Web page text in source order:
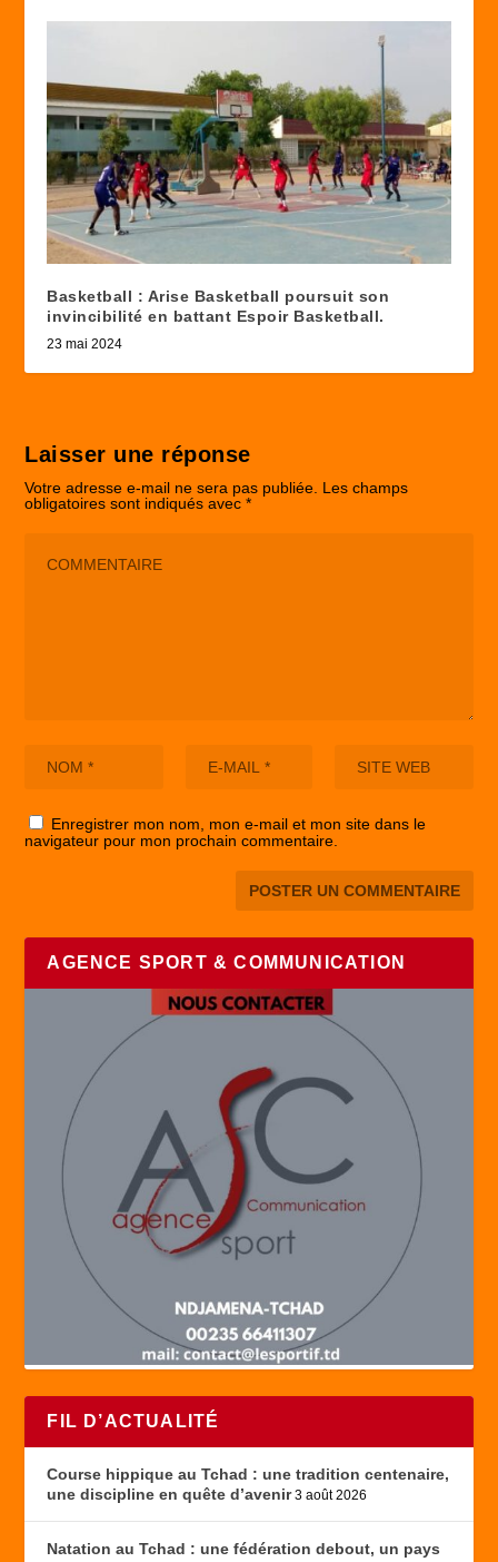
Basketball : Arise Basketball poursuit son
invincibilité en battant Espoir Basketball.
23 mai 2024
Laisser une réponse
Votre adresse e-mail ne sera pas publiée. Les champs
obligatoires sont indiqués avec*
Enregistrer mon nom, mon e-mail et mon site dans le
navigateur pour mon prochain commentaire.
AGENCE SPORT & COMMUNICATION
FIL D’ACTUALITÉ
Course hippique au Tchad : une tradition centenaire,
une discipline en quête d’avenir 3 août 2026
Natation au Tchad : une fédération debout, un pays